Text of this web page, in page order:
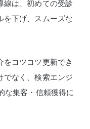
線は、初めての受診
を下げ、スムーズな
をコツコツ更新でき
でなく、検索エンジ
な集客・信頼獲得に